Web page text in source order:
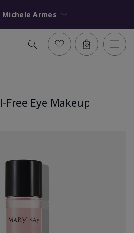
Michele Armes
Free Eye Makeup